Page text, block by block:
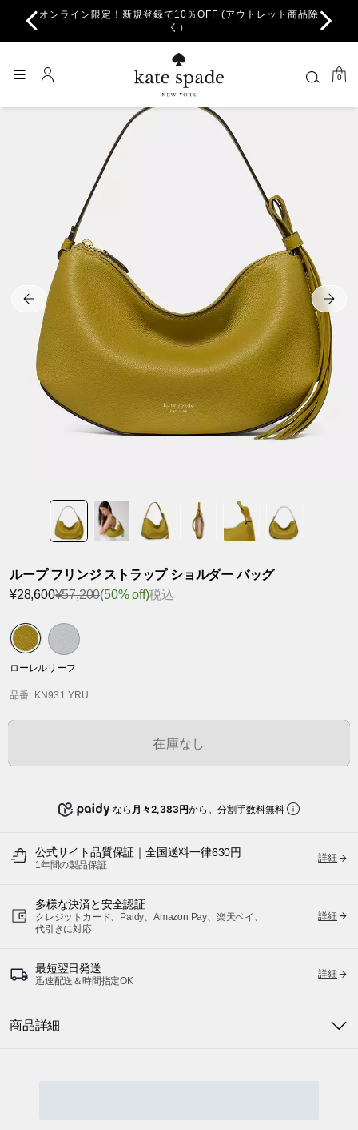
オンライン限定！新規登録で10％OFF (アウトレット商品除
く）
0
ループ フリンジ ストラップ ショルダー バッグ
¥28,600¥57,200(50% off)税込
ローレルリーフ
品番: KN931 YRU
在庫なし
なら 月々2,383円から。分割手数料無料
公式サイト品質保証｜全国送料一律630円
1年間の製品保証
詳細
多様な決済と安全認証
クレジットカード、Paidy、Amazon Pay、楽天ペイ、
代引きに対応
詳細
最短翌日発送
迅速配送＆時間指定OK
詳細
商品詳細